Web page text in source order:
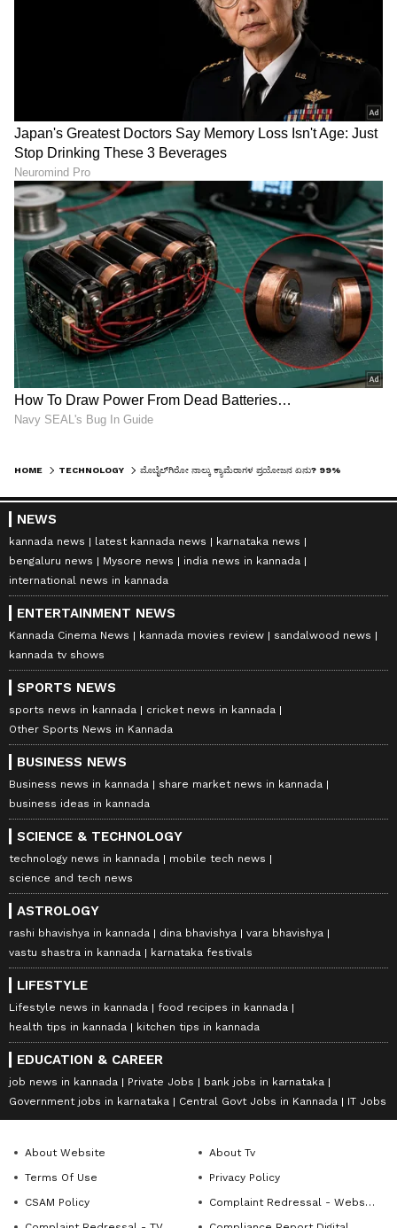
HOME TECHNOLOGY
NEWS
kannada news latest kannada news
karnataka news
bengaluru news
Mysore news
india news in kannada
international news in kannada
ENTERTAINMENT NEWS
Kannada Cinema News kannada movies review
sandalwood news
kannada tv shows
SPORTS NEWS
sports news in kannada
cricket news in kannada
Other Sports News in Kannada
BUSINESS NEWS
Business news in kannada
share market news in kannada
business ideas in kannada
SCIENCE & TECHNOLOGY
technology news in kannada
mobile tech news
science and tech news
ASTROLOGY
rashi bhavishya in kannada dina bhavishya
vara bhavishya
vastu shastra in kannada
karnataka festivals
LIFESTYLE
Lifestyle news in kannada
food recipes in kannada
health tips in kannada
kitchen tips in kannada
EDUCATION & CAREER
job news in kannada Private Jobs
bank jobs in karnataka
Government jobs in karnataka
Central Govt Jobs in Kannada IT Jobs
About Website
About Tv
Terms Of Use
Privacy Policy
CSAM Policy
Complaint Redressal - Website